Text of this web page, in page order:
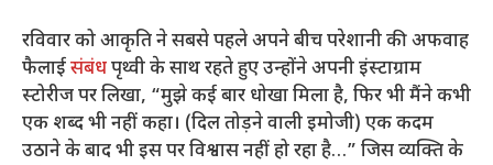
रविवार को आकृति ने सबसे पहले अपने बीच परेशानी की अफवाह
फैलाईसंबंधपृथ्वी के साथ रहते हुए उन्होंने अपनी इंस्टाग्राम
स्टोरीज पर लिखा, “मुझे कई बार धोखा मिला है, फिर भी मैंने कभी
एक शब्द भी नहीं कहा। (दिल तोड़ने वाली इमोजी) एक कदम
उठाने के बाद भी इस पर विश्वास नहीं हो रहा है…” जिस व्यक्ति के